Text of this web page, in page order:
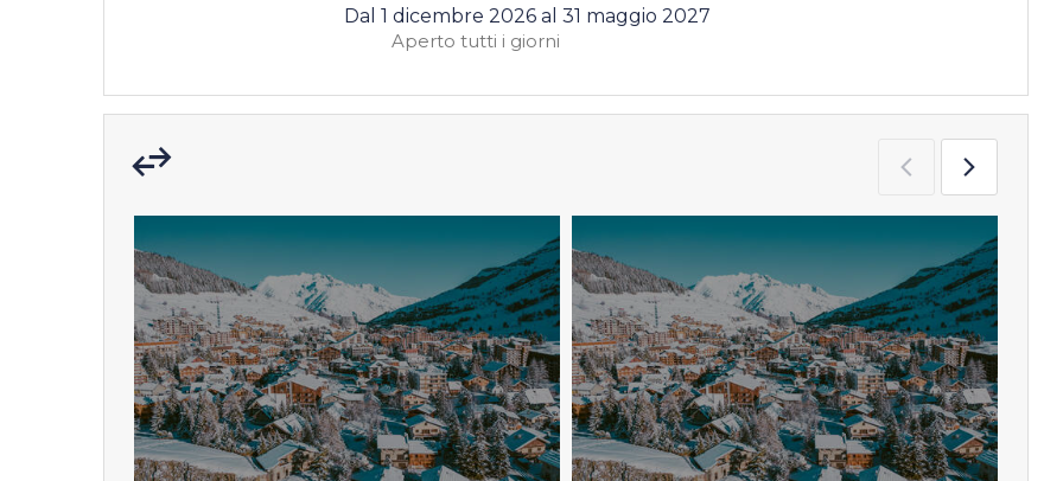
Dal 1 dicembre 2026 al 31 maggio 2027
Aperto tutti i giorni